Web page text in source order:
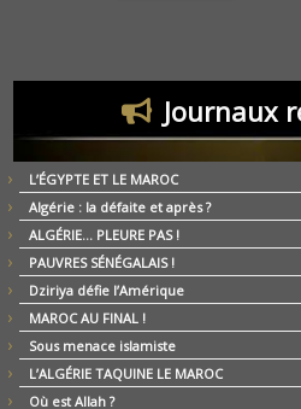
Journaux
L’ÉGYPTE ET LE MAROC
Algérie : la défaite et après ?
ALGÉRIE… PLEURE PAS !
PAUVRES SÉNÉGALAIS !
Dziriya défie l’Amérique
MAROC AU FINAL !
Sous menace islamiste
L’ALGÉRIE TAQUINE LE MAROC
Où est Allah ?